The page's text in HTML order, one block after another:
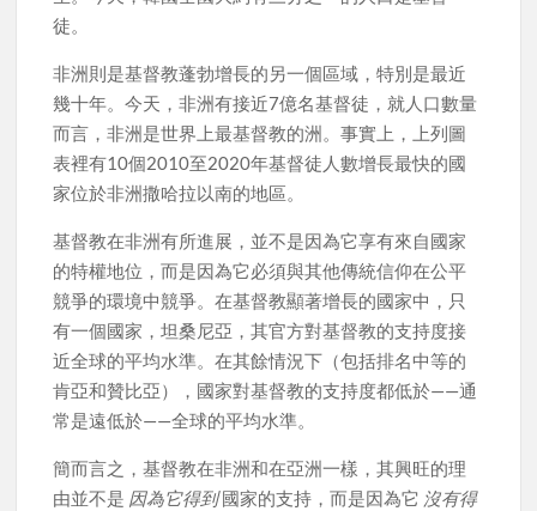
徒。
非洲則是基督教蓬勃增長的另一個區域，特別是最近
幾十年。今天，非洲有接近7億名基督徒，就人口數量
而言，非洲是世界上最基督教的洲。事實上，上列圖
表裡有10個2010至2020年基督徒人數增長最快的國
家位於非洲撒哈拉以南的地區。
基督教在非洲有所進展，並不是因為它享有來自國家
的特權地位，而是因為它必須與其他傳統信仰在公平
競爭的環境中競爭。在基督教顯著增長的國家中，只
有一個國家，坦桑尼亞，其官方對基督教的支持度接
近全球的平均水準。在其餘情況下（包括排名中等的
肯亞和贊比亞），國家對基督教的支持度都低於——通
常是遠低於——全球的平均水準。
簡而言之，基督教在非洲和在亞洲一樣，其興旺的理
由並不是 因為它得到國家的支持，而是因為它 沒有得